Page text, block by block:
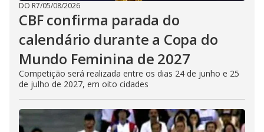
DO R7/05/08/2026
CBF confirma parada do
calendário durante a Copa do
Mundo Feminina de 2027
Competição será realizada entre os dias 24 de junho e 25
de julho de 2027, em oito cidades